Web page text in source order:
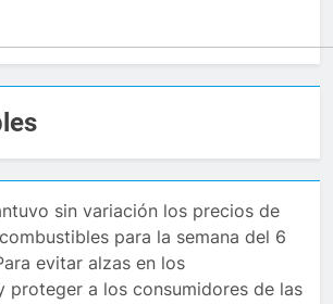
sin variación los precios de
para la semana del 6
evitar alzas en los
proteger a los consumidores de las